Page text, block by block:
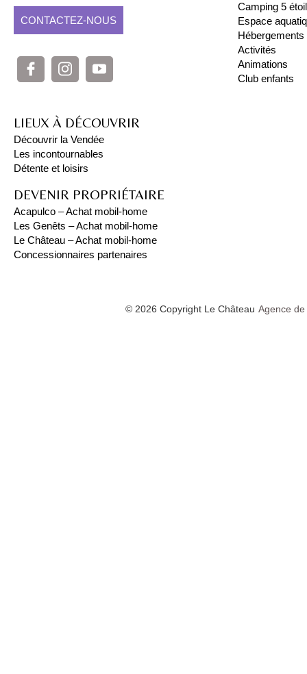
CONTACTEZ-NOUS
Camping 5
Espace
Hébergements
Activités
Animations
Club enfants
LIEUX À DÉCOUVRIR
Découvrir la Vendée
Les incontournables
Détente et loisirs
DEVENIR PROPRIÉTAIRE
Acapulco – Achat mobil-home
Les Genêts – Achat mobil-home
Le Château – Achat mobil-home
Concessionnaires partenaires
© 2026 Copyright Le Château Agence